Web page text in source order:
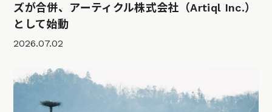
ズが合併、アーティクル株式会社（Artiql Inc.）
として始動
2026.07.02